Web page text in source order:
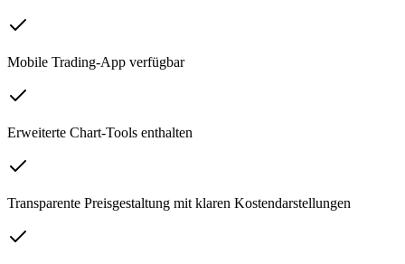
Mobile Trading-App verfügbar
Erweiterte Chart-Tools enthalten
Transparente Preisgestaltung mit klaren Kostendarstellungen